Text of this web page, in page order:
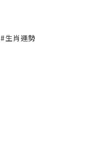
#生肖運勢